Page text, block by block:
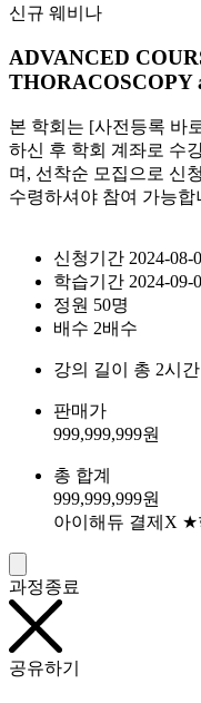
신규 웨비나
ADVANCED
THORACOSCOPY
본 학회는 [사전등록 바
하신 후 학회 계좌로 수
며, 선착순 모집으로 신
수령하셔야 참여 가능합
신청기간 2024-08-
학습기간 2024-09-
정원 50명
배수 2배수
강의 길이 총 2시
판매가
999,999,999원
총 합계
999,999,999원
아이해듀 결제X
과정종료
공유하기